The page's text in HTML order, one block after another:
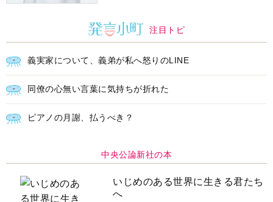
注目トピ
義実家について、義弟が私へ怒りのLINE
同僚の心無い言葉に気持ちが折れた
ピアノの月謝、払うべき？
中央公論新社の本
いじめのある世界に生きる君たち
へ